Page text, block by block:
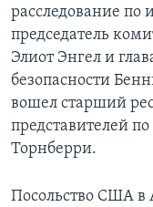
расследование
председатель
Элиот Энгел и
безопасности
вошел старший
представителей
Торнберри.
Посольство США в